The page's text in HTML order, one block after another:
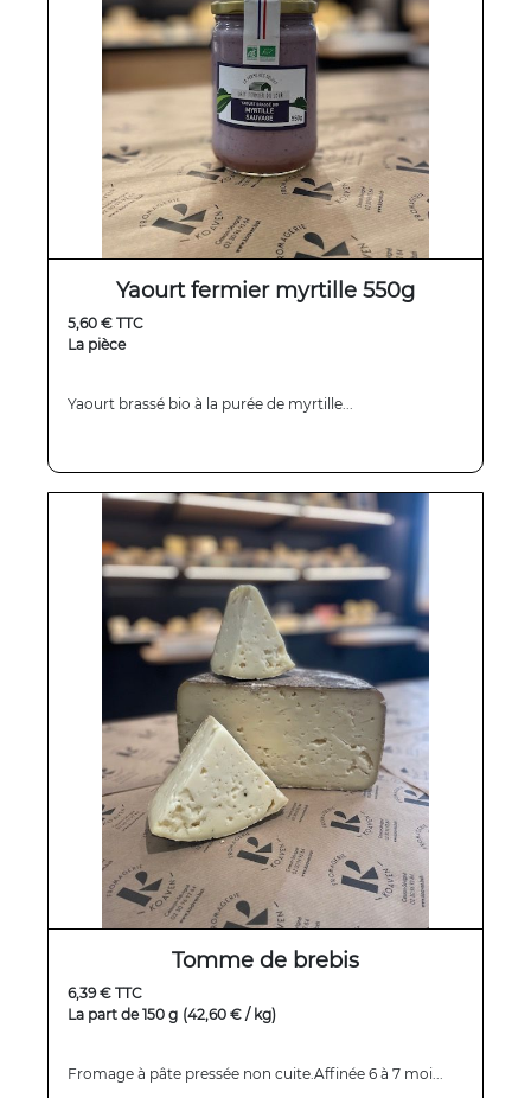
Yaourt fermier myrtille 550g
5,60 € TTC
La pièce
Yaourt brassé bio à la purée de myrtille...
Tomme de brebis
6,39 € TTC
La part de 150 g (42,60 € / kg)
Fromage à pâte pressée non cuite.Affinée 6 à 7 moi...